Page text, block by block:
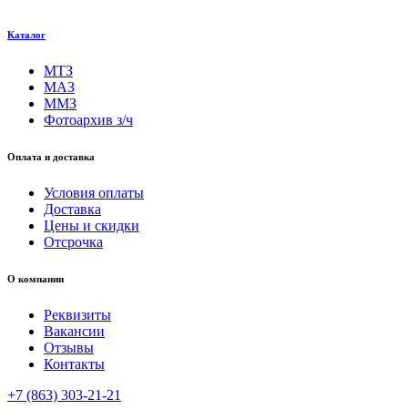
Каталог
МТЗ
МАЗ
ММЗ
Фотоархив з/ч
Оплата и доставка
Условия оплаты
Доставка
Цены и скидки
Отсрочка
О компании
Реквизиты
Вакансии
Отзывы
Контакты
+7 (863) 303-21-21